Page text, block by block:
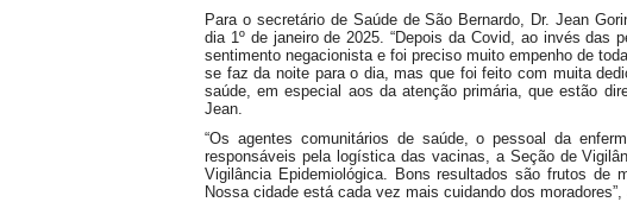
Para o secretário de Saúde de São Bernardo, Dr. Jean
dia 1º de janeiro de 2025. “Depois da Covid, ao invés
sentimento negacionista e foi preciso muito empenho de
se faz da noite para o dia, mas que foi feito com muita
saúde, em especial aos da atenção primária, que estão
Jean.
“Os agentes comunitários de saúde, o pessoal da
responsáveis pela logística das vacinas, a Seção de
Vigilância Epidemiológica. Bons resultados são frutos de
Nossa cidade está cada vez mais cuidando dos